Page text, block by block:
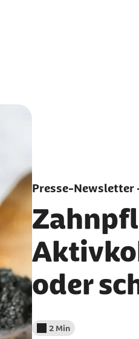
Presse-Newsletter
oder
Lesedauer weniger als
2 Min